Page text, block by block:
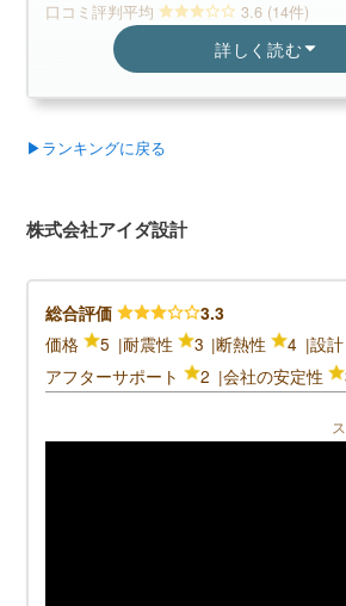
クレバリーホームの読まれ
▶クレバリーホームで建てて後悔した
詳しく読む
口コミ評判平均 3.6 (14件)
ますが、建てた時から欠陥があったり、ペンキ
床の不自然な軋みなどもあり、直してもらっ
のにまた同じ症状が出たりするので、正直信用
りません。地震が来た時の耐震も不安で仕方
です。所々に雑な作業の跡があるので値段が高
た分割にあいません。冬は寒く、夏は暑いで
間が空いていて夏になるとアリが室内に侵入
▶ランキングに戻る
株式会社アイダ設計
総合評価
3.3
価格
5 耐震性 3 断熱性 4 設
アフターサポート
2 会社の安定性